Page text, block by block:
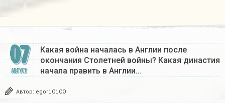
07
АВГУСТ
Какая война началась в Англии после
окончания Столетней войны? Какая династия
начала править в Англии…
Автор: egor10100